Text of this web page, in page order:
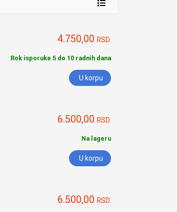
4.750,00 RSD.
Rok isporuke 5 do 10 radnih dana
U korpu
6.500,00 RSD.
Na lageru
U korpu
6.500,00 RSD.